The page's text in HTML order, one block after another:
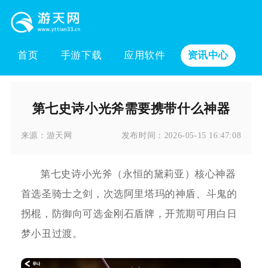
首页 手游下载 应用软件 资讯中心
第七史诗小光斧需要携带什么神器
来源： 游天网 发布时间： 2026-05-15 16:47:08
第七史诗小光斧（永恒的黛莉亚）核心神器
首选圣骑士之剑，次选阿里塔玛的神盾、斗鬼的
拐棍，防御向可选金刚石盾牌，开荒期可用白日
梦小丑过渡。